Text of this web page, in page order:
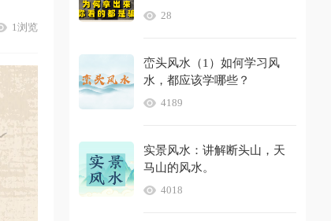
1浏览
28
峦头风水（1）如何学习风
水，都应该学哪些？
4189
实景风水：讲解断头山，天
马山的风水。
4018